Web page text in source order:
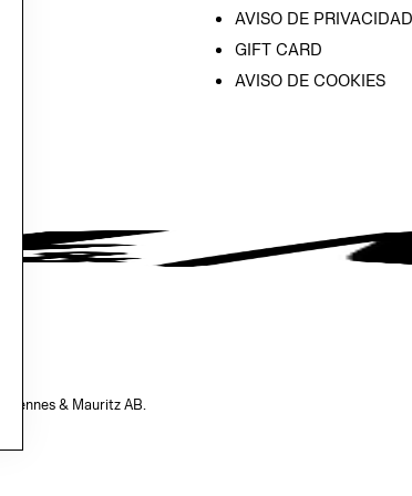
AVISO DE PRIVACIDAD
GIFT CARD
AVISO DE COOKIES
& Mauritz AB.